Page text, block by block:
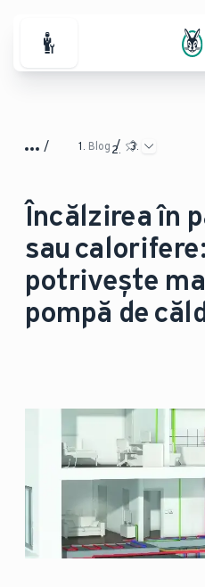
Pentru parteneri
Blog
Încălzirea în
sau
potrivește
pompă de